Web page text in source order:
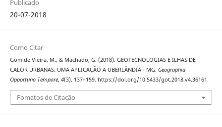
Publicado
20-07-2018
Como Citar
Gomide Vieira, M., & Machado, G. (2018). GEOTECNOLOGIAS E ILHAS DE
CALOR URBANAS: UMA APLICAÇÃO A UBERLÂNDIA - MG. Geographia
Opportuno Tempore, 4(3), 137–159. https://doi.org/10.5433/got.2018.v4.36161
Fomatos de Citação